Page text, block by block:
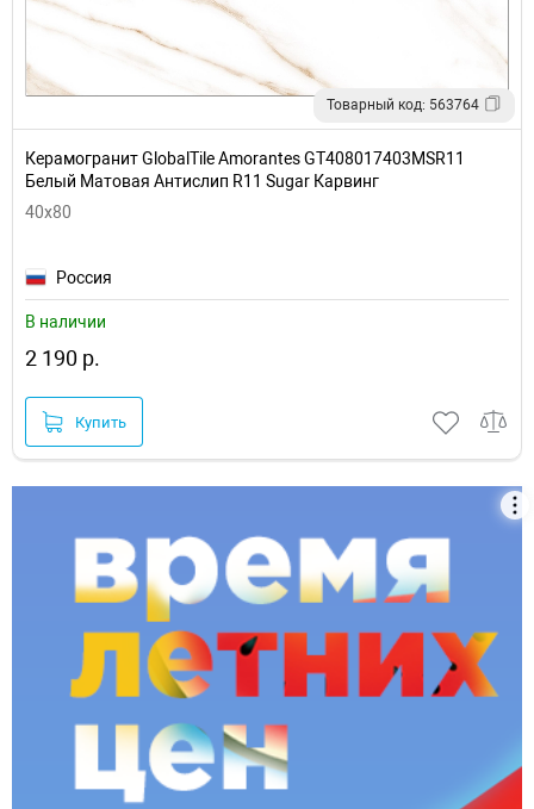
Товарный код: 563764
Керамогранит GlobalTile Amorantes GT408017403MSR11
Белый Матовая Антислип R11 Sugar Карвинг
40x80
Россия
В наличии
2 190 р.
Купить